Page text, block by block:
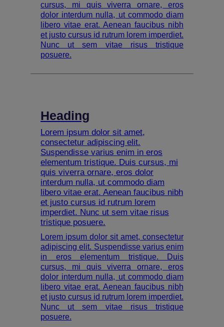
cursus, mi quis viverra ornare, eros
dolor interdum nulla, ut commodo diam
libero vitae erat. Aenean faucibus nibh
et justo cursus id rutrum lorem imperdiet.
Nunc ut sem vitae risus tristique
posuere.
Heading
Lorem ipsum dolor sit amet,
consectetur adipiscing elit.
Suspendisse varius enim in eros
elementum tristique. Duis cursus, mi
quis viverra ornare, eros dolor
interdum nulla, ut commodo diam
libero vitae erat. Aenean faucibus nibh
et justo cursus id rutrum lorem
imperdiet. Nunc ut sem vitae risus
tristique posuere.
Lorem ipsum dolor sit amet, consectetur
adipiscing elit. Suspendisse varius enim
in eros elementum tristique. Duis
cursus, mi quis viverra ornare, eros
dolor interdum nulla, ut commodo diam
libero vitae erat. Aenean faucibus nibh
et justo cursus id rutrum lorem imperdiet.
Nunc ut sem vitae risus tristique
posuere.